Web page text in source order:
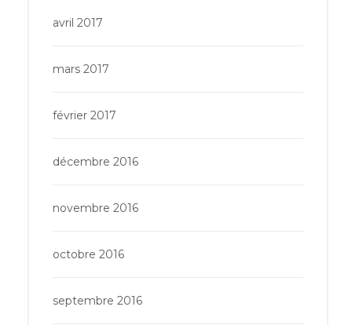
avril 2017
mars 2017
février 2017
décembre 2016
novembre 2016
octobre 2016
septembre 2016